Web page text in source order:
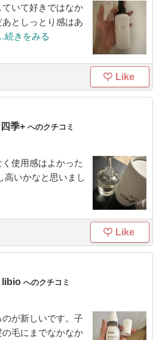
いて好きではなか
としっとり感はあ
続きをみる
Like
季+ へのクチコミ
使用感はよかった
高いかなと思いまし
Like
libio へのクチコミ
が新しいです。子
毛にまでなかなか